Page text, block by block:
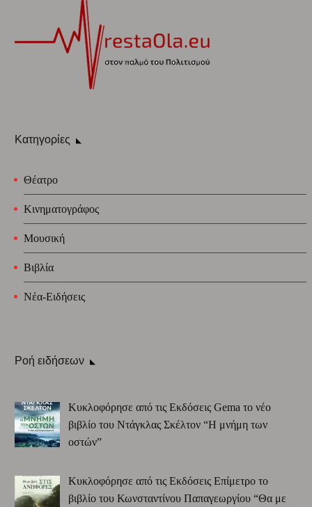
Κατηγορίες
Θέατρο
Κινηματογράφος
Μουσική
Βιβλία
Νέα-Ειδήσεις
Ροή ειδήσεων
Κυκλοφόρησε από τις Εκδόσεις Gema το νέο
βιβλίο του Ντάγκλας Σκέλτον “Η μνήμη των
οστών”
Κυκλοφόρησε από τις Εκδόσεις Επίμετρο το
βιβλίο του Κωνσταντίνου Παπαγεωργίου “Θα με